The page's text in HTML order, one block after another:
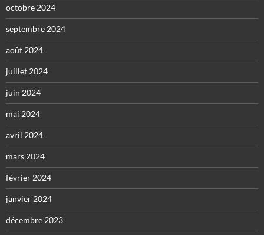
octobre 2024
septembre 2024
août 2024
juillet 2024
juin 2024
mai 2024
avril 2024
mars 2024
février 2024
janvier 2024
décembre 2023